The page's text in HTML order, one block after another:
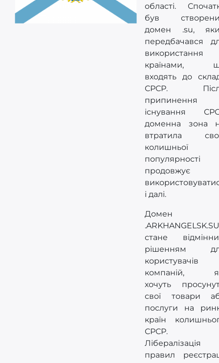
області.
був
домен .su,
передбачався
використання
країнами,
входять до
СРСР.
припинення
існування
доменна зона
втратила
колишньої
популярності
продовжує
і далі.
Домен
.ARKHANGELSK.SU
стане
рішенням
користувачів
компаній,
хочуть
свої товари
послуги на
країн
СРСР.
Лібералізація
правил